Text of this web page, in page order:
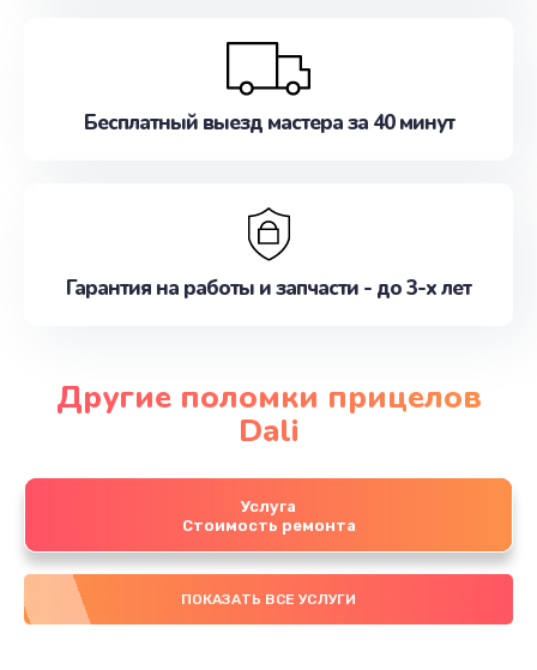
Бесплатный выезд мастера за 40 минут
Гарантия на работы и запчасти - до 3-х лет
Другие поломки прицелов
Dali
Услуга
Стоимость ремонта
ПОКАЗАТЬ ВСЕ УСЛУГИ